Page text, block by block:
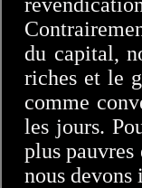
du capital,
riches et le
comme
les jours.
plus
nous devons